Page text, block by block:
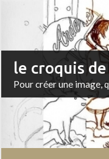
le croquis
Pour créer une image,